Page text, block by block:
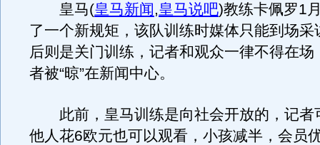
皇马(皇马新闻,皇马说吧)教练卡佩罗1
了一个新规矩，该队训练时媒体只能到场采
后则是关门训练，记者和观众一律不得在场
者被“晾”在新闻中心。
此前，皇马训练是向社会开放的，记者
他人花6欧元也可以观看，小孩减半，会员